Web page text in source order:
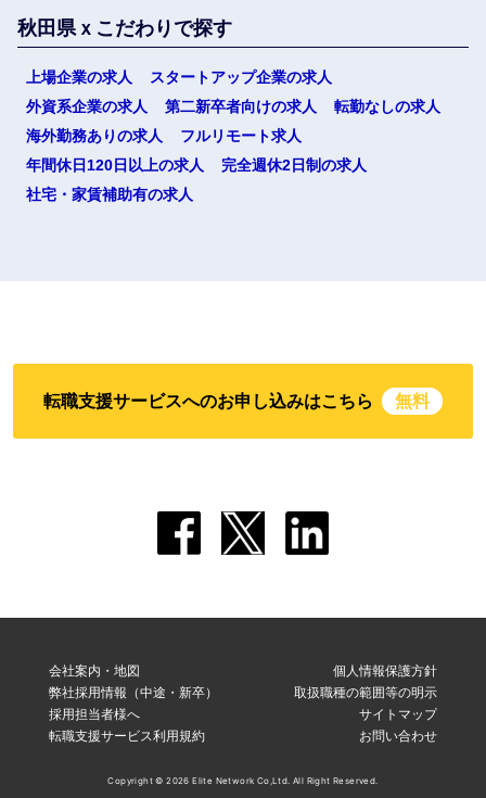
秋田県ｘこだわりで探す
上場企業の求人
スタートアップ企業の求人
外資系企業の求人
第二新卒者向けの求人
転勤なしの求人
海外勤務ありの求人
フルリモート求人
年間休日120日以上の求人
完全週休2日制の求人
社宅・家賃補助有の求人
転職支援サービスへのお申し込みはこちら 無料
会社案内・地図
弊社採用情報（中途・新卒）
採用担当者様へ
転職支援サービス利用規約
個人情報保護方針
取扱職種の範囲等の明示
サイトマップ
お問い合わせ
Copyright © 2026 Elite Network Co,Ltd. All Right Reserved.